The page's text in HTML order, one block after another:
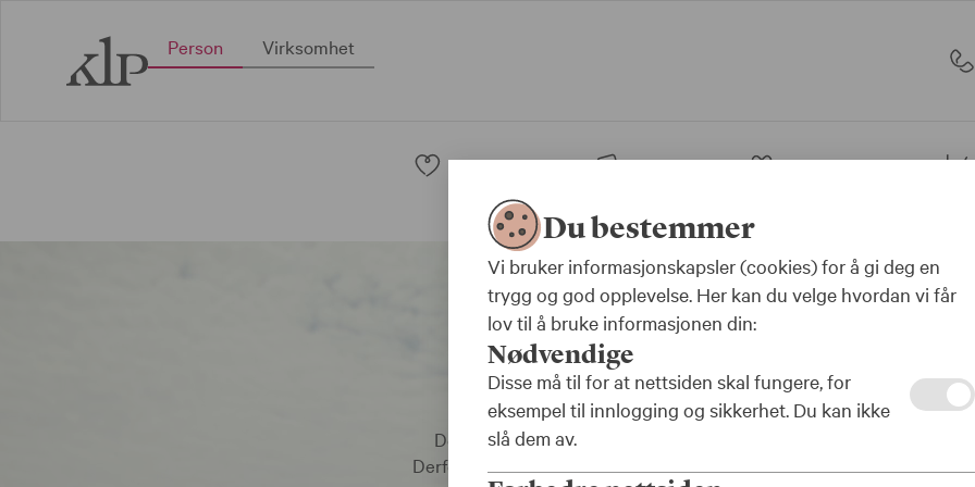
Person Virksomhet
Pensjon Bank Forsikring
Mer enn bare pensjon
Det viktigste vi gjør i KLP er å gi deg en trygg og god fremtid å se
Derfor ønsker vi å hjelpe deg med mer enn bare pensjon. Vil du vite
Du bestemmer
Vi bruker informasjonskapsler (cookies) for å gi deg en
trygg og god opplevelse. Her kan du velge hvordan vi får
lov til å bruke informasjonen din:
Nødvendige
Disse må til for at nettsiden skal fungere, for
eksempel til innlogging og sikkerhet. Du kan ikke
slå dem av.